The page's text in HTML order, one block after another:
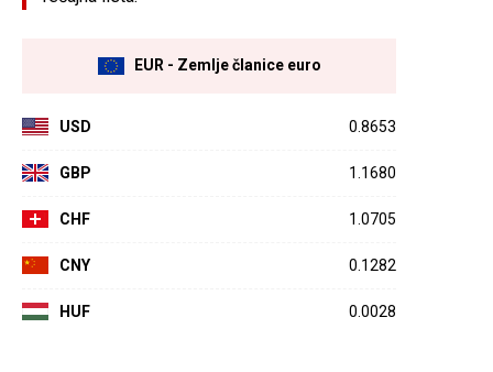
EUR - Zemlje članice euro
USD 0.8653
GBP 1.1680
CHF 1.0705
CNY 0.1282
HUF 0.0028